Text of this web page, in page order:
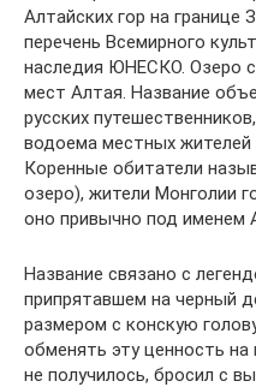
Алтайских гор на границе
перечень Всемирного
наследия ЮНЕСКО. Озеро
мест Алтая. Название
русских
водоема местных жителей
Коренные обитатели
озеро), жители Монголии
оно привычно под именем
Название связано с
припрятавшем на черный
размером с конскую
обменять эту ценность
не получилось, бросил с